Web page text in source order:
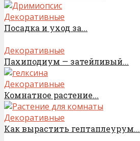
Декоративные
Посадка и уход за...
Декоративные
Пахиподиум — затейливый...
Декоративные
Комнатное растение...
Декоративные
Как вырастить гептаплеурум...